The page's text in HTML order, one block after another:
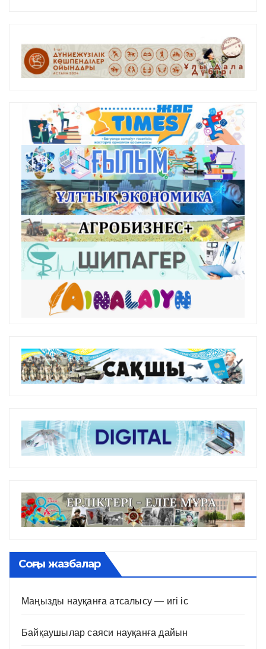
Соңғы жазбалар
Маңызды науқанға атсалысу — игі іс
Байқаушылар саяси науқанға дайын